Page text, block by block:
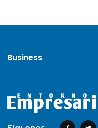
Business